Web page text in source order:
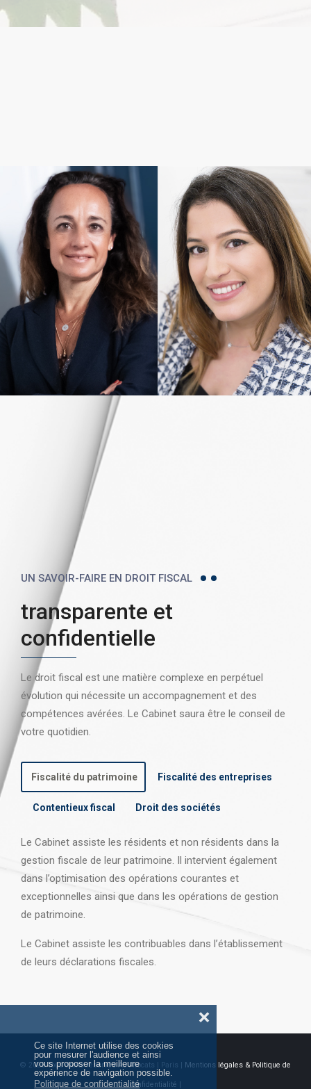
Ce site Internet utilise des cookies
pour mesurer l'audience et ainsi
vous proposer la meilleure
expérience de navigation possible.
Politique de confidentialité
❌
UN SAVOIR-FAIRE EN DROIT FISCAL
transparente et
confidentielle
Le droit fiscal est une matière complexe en perpétuel
évolution qui nécessite un accompagnement et des
compétences avérées. Le Cabinet saura être le conseil de
votre quotidien.
Fiscalité du patrimoine Fiscalité des entreprises
Contentieux fiscal Droit des sociétés
Le Cabinet assiste les résidents et non résidents dans la
gestion fiscale de leur patrimoine. Il intervient également
dans l’optimisation des opérations courantes et
exceptionnelles ainsi que dans les opérations de gestion
de patrimoine.
Le Cabinet assiste les contribuables dans l’établissement
de leurs déclarations fiscales.
© 2026 Tous droits réservés AJ Avocats | Paris | Mentions légales & Politique de
confidentialité |